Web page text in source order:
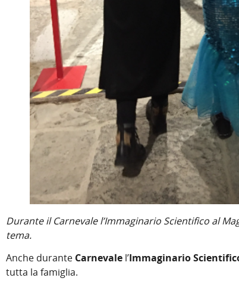
Durante il Carnevale l’Immaginario Scientifico al
tema.
Anche durante Carnevale l’Immaginario
tutta la famiglia.